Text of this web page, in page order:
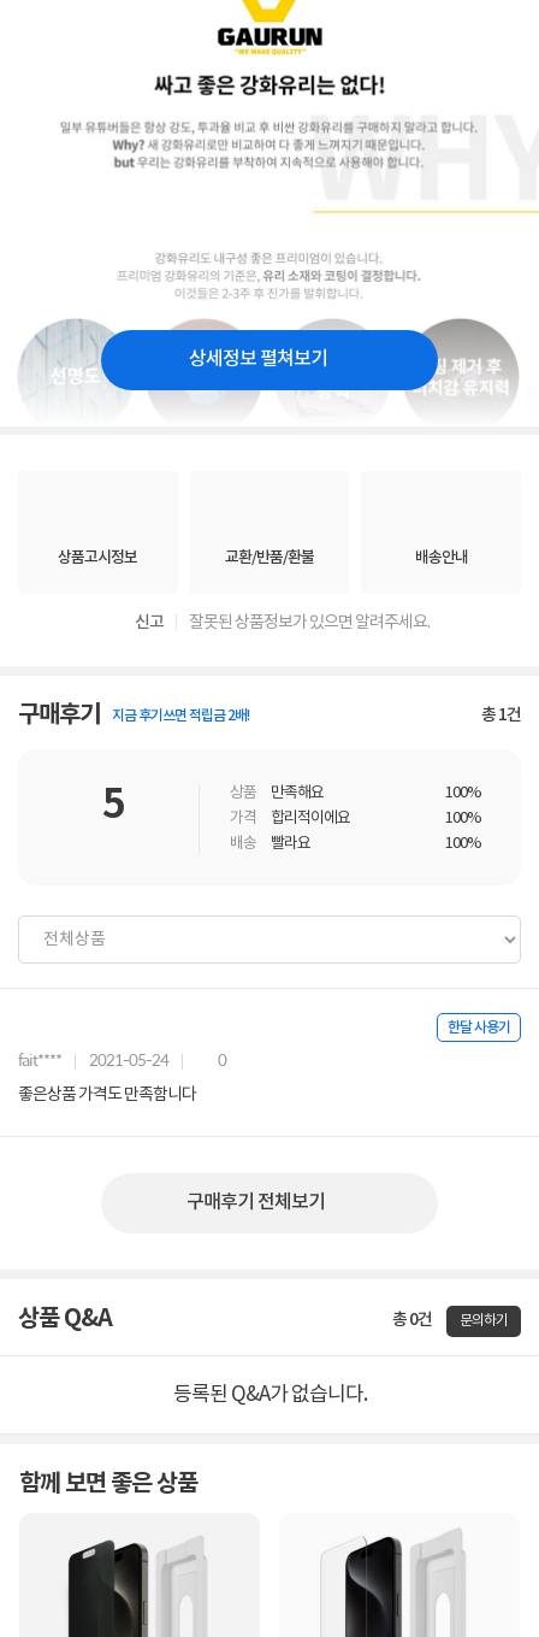
상세정보 펼쳐보기
상품고시정보 교환/반품/환불 배송안내
신고 잘못된 상품정보가 있으면 알려주세요.
구매후기 지금 후기쓰면 적립금 2배! 총1건
5 상품 만족해요
100%
가격
합리적이에요
100%
배송
빨라요 100%
한달 사용기
fait**** 2021-05-24 0
좋은상품 가격도 만족함니다
구매후기 전체보기
상품 Q&A 총 0건 문의하기
등록된 Q&A가 없습니다.
함께 보면 좋은 상품